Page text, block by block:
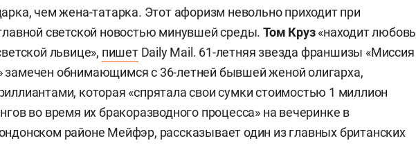
чем жена-татарка. Этот афоризм невольно приходит при
светской новостью минувшей среды. Том Круз«находит любовь
львице», пишетDaily Mail. 61-летняя звезда франшизы «Миссия
замечен обнимающимся с 36-летней бывшей женой олигарха,
которая «спрятала свои сумки стоимостью 1 миллион
во время их бракоразводного процесса» на вечеринке в
районе Мейфэр, рассказывает один из главных британских